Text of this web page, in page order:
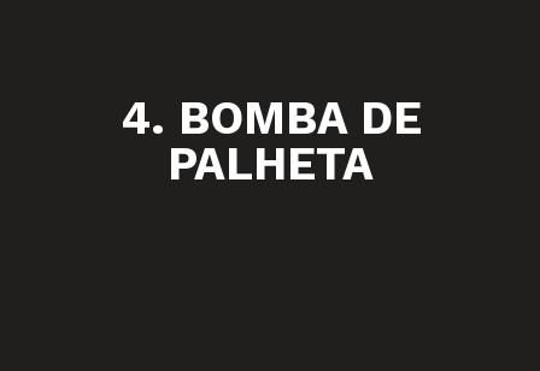
4. BOMBA DE
PALHETA